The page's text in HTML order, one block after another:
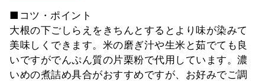
■コツ・ポイント
大根の下ごしらえをきちんとするとより味が染みて
美味しくできます。米の磨ぎ汁や生米と茹でても良
いですがでんぷん質の片栗粉で代用しています。濃
いめの煮詰め具合がおすすめですが、お好みでご調